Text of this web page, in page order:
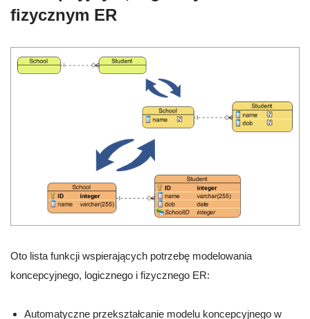
fizycznym ER
Oto lista funkcji wspierających potrzebę modelowania
koncepcyjnego, logicznego i fizycznego ER:
Automatyczne przekształcanie modelu koncepcyjnego w